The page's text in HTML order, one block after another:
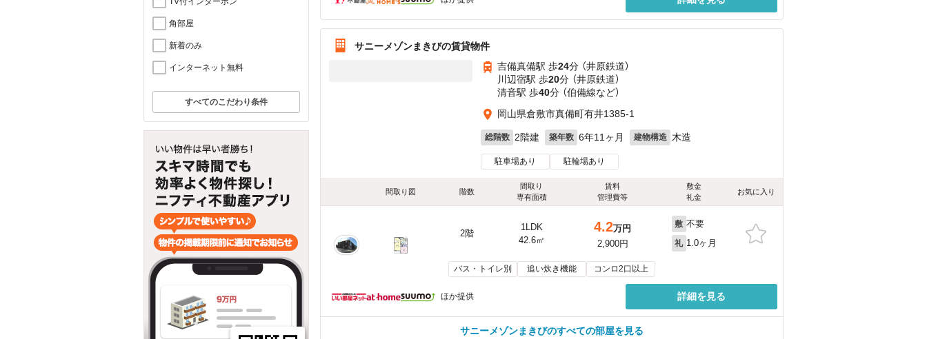
角部屋
新着のみ
インターネット無料
すべてのこだわり条件
サニーメゾンまきびの賃貸物件
吉備真備駅 歩24分 （井原鉄道）
川辺宿駅 歩20分 （井原鉄道）
清音駅 歩40分 （伯備線など）
岡山県倉敷市真備町有井1385-1
総階数 2階建 築年数 6年11ヶ月 建物構造 木造
駐車場あり 駐輪場あり
間取り図 階数
間取り
専有面積
賃料
管理費等
敷金
礼金
お気に入り
2階
1LDK
42.6㎡
4.2万円
2,900円
敷 不要
礼 1.0ヶ月
バス・トイレ別 追い炊き機能 コンロ2口以上
ほか提供 詳細を見る
サニーメゾンまきびのすべての部屋を見る